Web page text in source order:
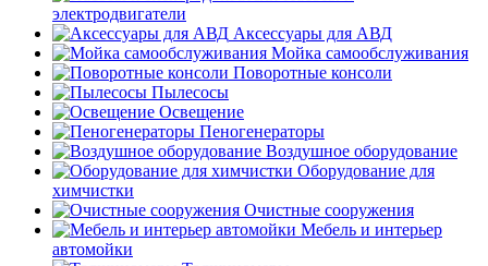
электродвигатели
Аксессуары для АВД
Мойка самообслуживания
Поворотные консоли
Пылесосы
Освещение
Пеногенераторы
Воздушное оборудование
Оборудование для
химчистки
Очистные сооружения
Мебель и интерьер
автомойки